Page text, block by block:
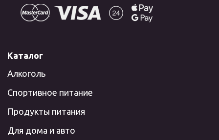
Каталог
Алкоголь
Спортивное питание
Продукты питания
Для дома и авто